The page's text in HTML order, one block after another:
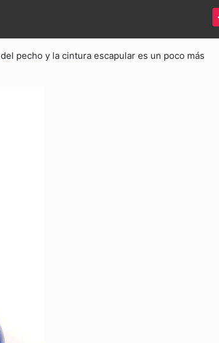
pecho y la cintura escapular es un poco más